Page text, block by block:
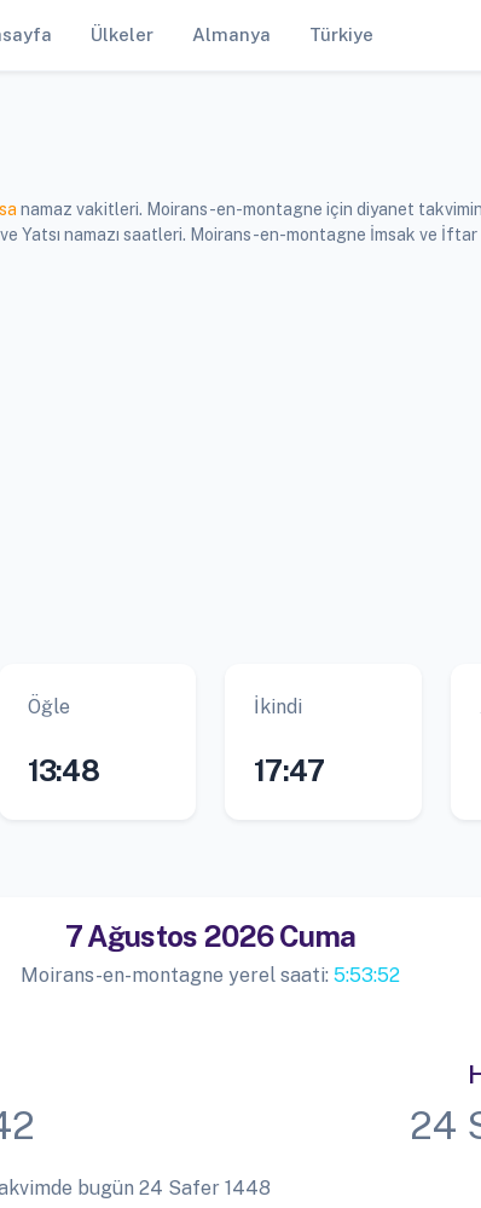
Ülkeler Almanya Türkiye
namaz vakitleri. Moirans-en-montagne için diyanet
Yatsı namazı saatleri. Moirans-en-montagne İmsak ve
Öğle
13:48
İkindi
17:47
7 Ağustos 2026 Cuma
Moirans-en-montagne yerel saati: 5:53:53
24
bugün 24 Safer 1448